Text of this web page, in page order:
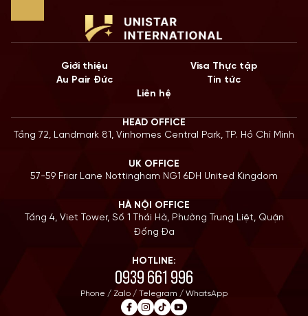
Giới thiệu
Visa Thực tập
Au Pair Đức
Tin tức
Liên hệ
HEAD OFFICE
Tầng 72, Landmark 81, Vinhomes Central Park, TP. Hồ Chí Minh
UK OFFICE
57-59 Friar Lane Nottingham NG1 6DH United Kingdom
HÀ NỘI OFFICE
Tầng 4, Viet Tower, Số 1 Thái Hà, Phường Trung Liệt, Quận
Đống Đa
HOTLINE:
0939 661 996
Phone / Zalo / Telegram / WhatsApp